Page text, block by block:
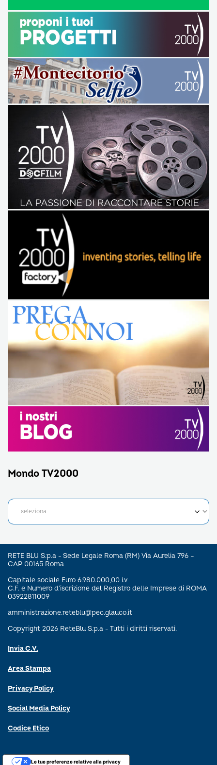
Mondo TV2000
RETE BLU S.p.a - Sede Legale Roma (RM) Via Aurelia 796 –
CAP 00165 Roma
Capitale sociale Euro 6.980.000,00 i.v
C.F. e Numero d’iscrizione del Registro delle Imprese di ROMA
03922811009
amministrazione.reteblu@pec.glauco.it
Copyright 2026 ReteBlu S.p.a - Tutti i diritti riservati.
Invia C.V.
Area Stampa
Privacy Policy
Social Media Policy
Codice Etico
Le tue preferenze relative alla privacy